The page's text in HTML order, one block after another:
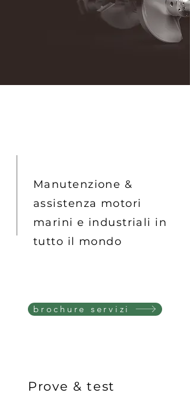
Manutenzione &
assistenza motori
marini e industriali in
tutto il mondo
brochure servizi
Prove & test